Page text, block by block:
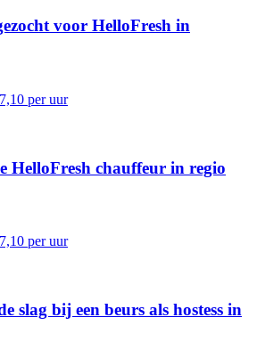
voor HelloFresh in
per uur
HelloFresh chauffeur in regio
per uur
slag bij een beurs als hostess in